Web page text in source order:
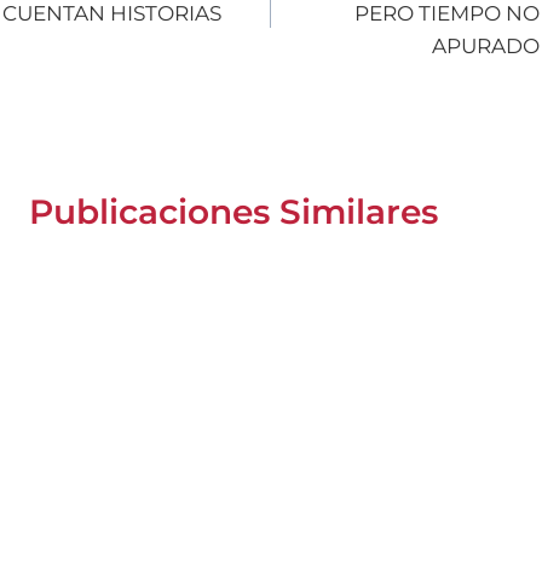
CUENTAN HISTORIAS
PERO TIEMPO NO
APURADO
Publicaciones Similares